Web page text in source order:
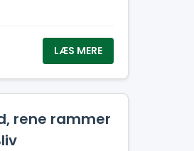
LÆS MERE
rene rammer